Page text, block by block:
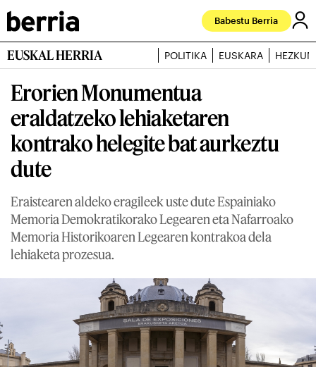
Babestu Berria
EUSKAL HERRIA POLITIKA EUSKARA
Erorien Monumentua
eraldatzeko lehiaketaren
kontrako helegite bat aurkeztu
dute
Eraistearen aldeko eragileek uste dute Espainiako
Memoria Demokratikorako Legearen eta Nafarroako
Memoria Historikoaren Legearen kontrakoa dela
lehiaketa prozesua.